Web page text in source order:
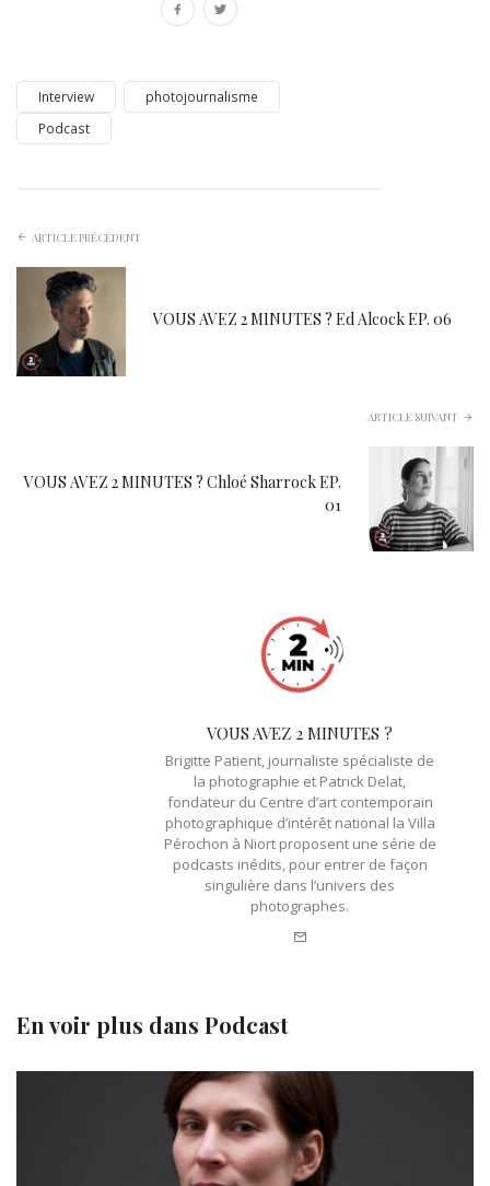
Interview
photojournalisme
Podcast
ARTICLE PRÉCÉDENT
VOUS AVEZ 2 MINUTES ? Ed Alcock EP. 06
ARTICLE SUIVANT
VOUS AVEZ 2 MINUTES ? Chloé Sharrock EP.
01
VOUS AVEZ 2 MINUTES ?
Brigitte Patient, journaliste spécialiste de
la photographie et Patrick Delat,
fondateur du Centre d’art contemporain
photographique d’intérêt national la Villa
Pérochon à Niort proposent une série de
podcasts inédits, pour entrer de façon
singulière dans l’univers des
photographes.
e-
En voir plus dans Podcast